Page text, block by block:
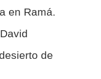
en Ramá.
de